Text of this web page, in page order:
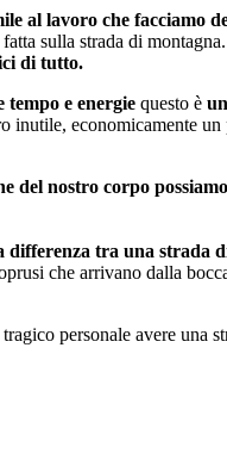
al lavoro che facciamo
sulla strada di montagna.
di tutto.
e energie questo è
inutile, economicamente
del nostro corpo
differenza tra una strada
che arrivano dalla
personale avere